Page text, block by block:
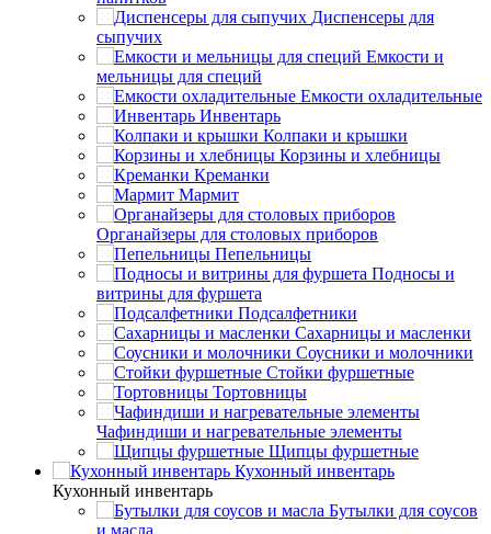
Диспенсеры для
сыпучих
Емкости и
мельницы для специй
Емкости охладительные
Инвентарь
Колпаки и крышки
Корзины и хлебницы
Креманки
Мармит
Органайзеры для столовых приборов
Пепельницы
Подносы и
витрины для фуршета
Подсалфетники
Сахарницы и масленки
Соусники и молочники
Стойки фуршетные
Тортовницы
Чафиндиши и нагревательные элементы
Щипцы фуршетные
Кухонный инвентарь
Кухонный инвентарь
Бутылки для соусов
и масла